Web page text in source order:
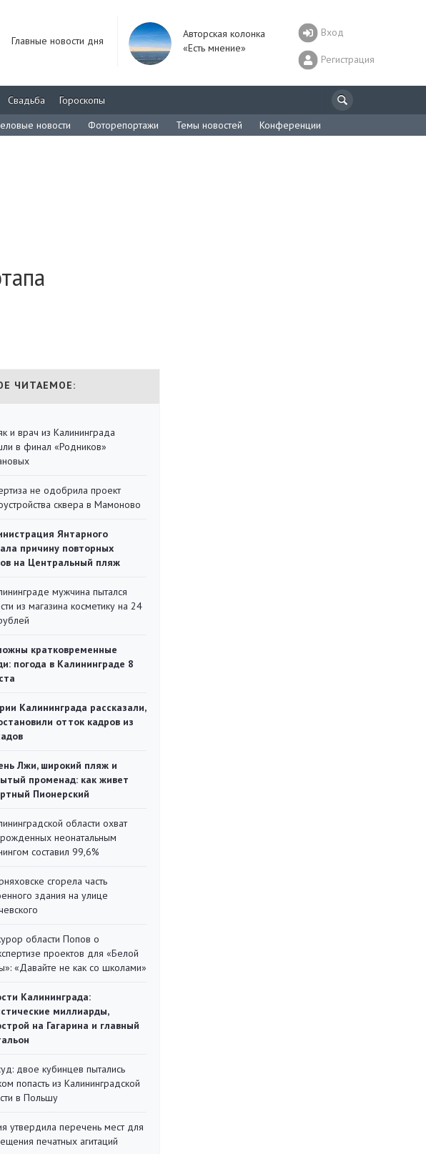
Главные новости дня
Авторская колонка
«Есть мнение»
Вход
Регистрация
Свадьба
Гороскопы
новости Фоторепортажи Темы новостей Конференции
ЧИТАЕМОЕ:
и врач из Калининграда
в финал «Родников»
не одобрила проект
сквера в Мамоново
Янтарного
причину повторных
на Центральный пляж
мужчина пытался
из магазина косметику на 24
кратковременные
погода в Калининграде 8
Калининграда рассказали,
отток кадров из
Лжи, широкий пляж и
променад: как живет
Пионерский
области охват
неонатальным
составил 99,6%
сгорела часть
здания на улице
области Попов о
проектов для «Белой
«Давайте не как со школами»
Калининграда:
миллиарды,
на Гагарина и главный
двое кубинцев пытались
попасть из Калининградской
в Польшу
утвердила перечень мест для
печатных агитаций